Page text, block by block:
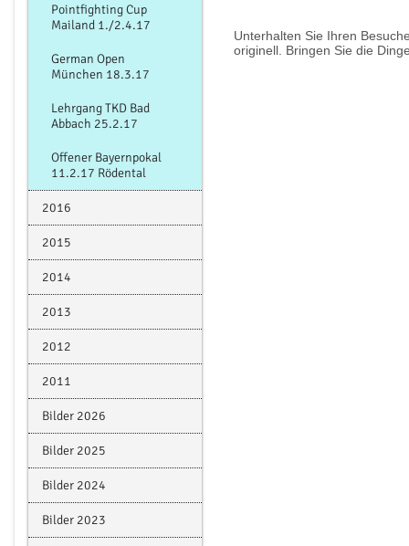
Pointfighting Cup
Mailand 1./2.4.17
German Open
München 18.3.17
Lehrgang TKD Bad
Abbach 25.2.17
Offener Bayernpokal
11.2.17 Rödental
2016
2015
2014
2013
2012
2011
Bilder 2026
Bilder 2025
Bilder 2024
Bilder 2023
Unterhalten Sie Ihren
originell. Bringen Sie die